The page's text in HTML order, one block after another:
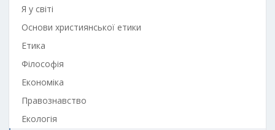
Я у світі
Основи християнської етики
Етика
Філософія
Економіка
Правознавство
Екологія